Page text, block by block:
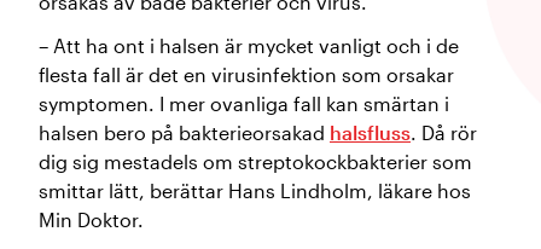
– Att ha ont i halsen är mycket vanligt och i de
flesta fall är det en virusinfektion som orsakar
symptomen. I mer ovanliga fall kan smärtan i
halsen bero på bakterieorsakad halsfluss. Då rör
dig sig mestadels om streptokockbakterier som
smittar lätt, berättar Hans Lindholm, läkare hos
Min Doktor.